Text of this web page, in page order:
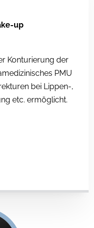
up
Konturierung der
PMU
bei Lippen-,
etc. ermöglicht.